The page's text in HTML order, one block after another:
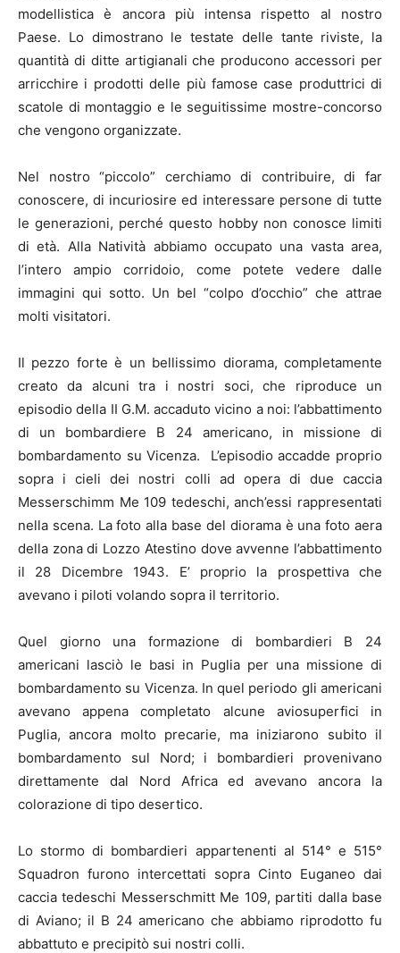
modellistica è ancora più intensa rispetto al nostro
Paese. Lo dimostrano le testate delle tante riviste, la
quantità di ditte artigianali che producono accessori per
arricchire i prodotti delle più famose case produttrici di
scatole di montaggio e le seguitissime mostre-concorso
che vengono organizzate.
Nel nostro “piccolo” cerchiamo di contribuire, di far
conoscere, di incuriosire ed interessare persone di tutte
le generazioni, perché questo hobby non conosce limiti
di età. Alla Natività abbiamo occupato una vasta area,
l’intero ampio corridoio, come potete vedere dalle
immagini qui sotto. Un bel “colpo d’occhio” che attrae
molti visitatori.
Il pezzo forte è un bellissimo diorama, completamente
creato da alcuni tra i nostri soci, che riproduce un
episodio della II G.M. accaduto vicino a noi: l’abbattimento
di un bombardiere B 24 americano, in missione di
bombardamento su Vicenza. L’episodio accadde proprio
sopra i cieli dei nostri colli ad opera di due caccia
Messerschimm Me 109 tedeschi, anch’essi rappresentati
nella scena. La foto alla base del diorama è una foto aera
della zona di Lozzo Atestino dove avvenne l’abbattimento
il 28 Dicembre 1943. E’ proprio la prospettiva che
avevano i piloti volando sopra il territorio.
Quel giorno una formazione di bombardieri B 24
americani lasciò le basi in Puglia per una missione di
bombardamento su Vicenza. In quel periodo gli americani
avevano appena completato alcune aviosuperfici in
Puglia, ancora molto precarie, ma iniziarono subito il
bombardamento sul Nord; i bombardieri provenivano
direttamente dal Nord Africa ed avevano ancora la
colorazione di tipo desertico.
Lo stormo di bombardieri appartenenti al 514° e 515°
Squadron furono intercettati sopra Cinto Euganeo dai
caccia tedeschi Messerschmitt Me 109, partiti dalla base
di Aviano; il B 24 americano che abbiamo riprodotto fu
abbattuto e precipitò sui nostri colli.